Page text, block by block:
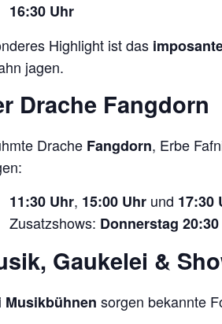
16:30 Uhr
Highlight ist das
jagen.
Drache Fangdorn
Drache Fangdorn, Erbe
11:30 Uhr, 15:00 Uhr und 17:30
Zusatzshows: Donnerstag
Gaukelei &
Musikbühnen sorgen bekannte